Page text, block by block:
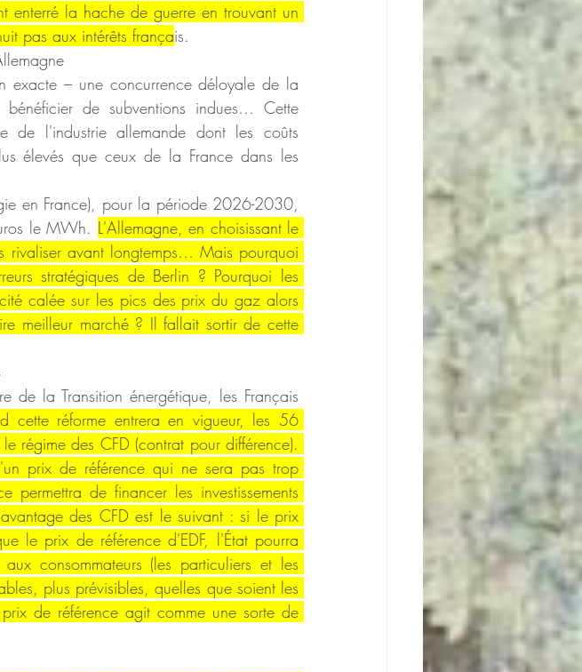
enterré la hache de guerre en trouvant un
pas aux intérêts français.
exacte – une concurrence déloyale de la
de subventions indues… Cette
de l'industrie allemande dont les coûts
élevés que ceux de la France dans les
en France), pour la période 2026-2030,
le MWh. L'Allemagne, en choisissant le
avant longtemps… Mais pourquoi
stratégiques de Berlin ? Pourquoi les
calée sur les pics des prix du gaz alors
meilleur marché ? Il fallait sortir de cette
de la Transition énergétique, les Français
cette réforme entrera en vigueur, les 56
régime des CFD (contrat pour différence).
prix de référence qui ne sera pas trop
de financer les investissements
des CFD est le suivant : si le prix
le prix de référence d'EDF, l'État pourra
consommateurs (les particuliers et les
plus prévisibles, quelles que soient les
de référence agit comme une sorte de